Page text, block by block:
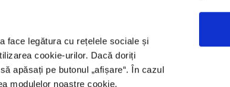
face legătura cu rețelele sociale și
cookie-urilor. Dacă doriți
apăsați pe butonul „afișare“. În cazul
modulelor noastre cookie.